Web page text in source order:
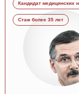
Кандидат медицинских
Стаж более 35 лет